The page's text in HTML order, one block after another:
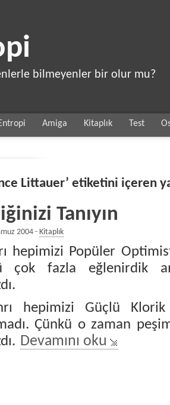
bilmeyenler bir olur mu?
Amiga Kitaplık Test
Littauer’ etiketini içeren
Tanıyın
2004 - Kitaplık
hepimizi Popüler
çok fazla eğlenirdik
hepimizi Güçlü
Çünkü o zaman
Devamını oku